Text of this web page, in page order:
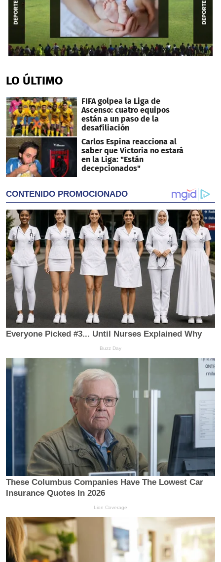
of
3
8
seconds
LO ÚLTIMO
FIFA golpea la Liga de
Ascenso: cuatro equipos
están a un paso de la
desafiliación
Carlos Espina reacciona al
saber que Victoria no estará
en la Liga: "Están
decepcionados"